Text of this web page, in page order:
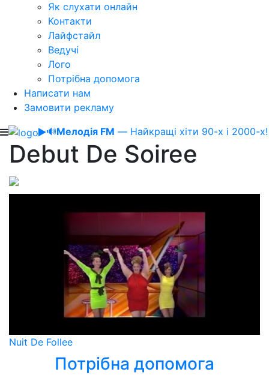
Як слухати онлайн
Контакти
Лайфстайл
Ведучі
Лого
Потрібна допомога
Написати нам
Замовити рекламу
🔊Мелодія FM — Найкращі хіти 90-х і 2000-х!
Debut De Soiree
Nuit De Follee
Потрібна допомога